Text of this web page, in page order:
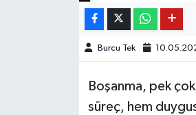
Burcu Tek
Boşanma, pek
süreç, hem